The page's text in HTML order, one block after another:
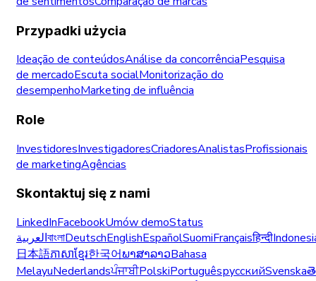
Przypadki użycia
Ideação de conteúdosAnálise da concorrênciaPesquisa
de mercadoEscuta socialMonitorização do
desempenhoMarketing de influência
Role
InvestidoresInvestigadoresCriadoresAnalistasProfissionais
de marketingAgências
Skontaktuj się z nami
LinkedInFacebookUmów demoStatus
العربيةবাংলাDeutschEnglishEspañolSuomiFrançaisहिन्दी
日本語ភាសាខ្មែរ한국어ພາສາລາວBahasa
MelayuNederlandsਪੰਜਾਬੀPolskiPortuguêsрусскийSvenska